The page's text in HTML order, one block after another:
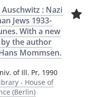
: Nazi
Jews 1933-
With a new
the author
Mommsen.
of Ill. Pr, 1990
- House of
(Berlin)